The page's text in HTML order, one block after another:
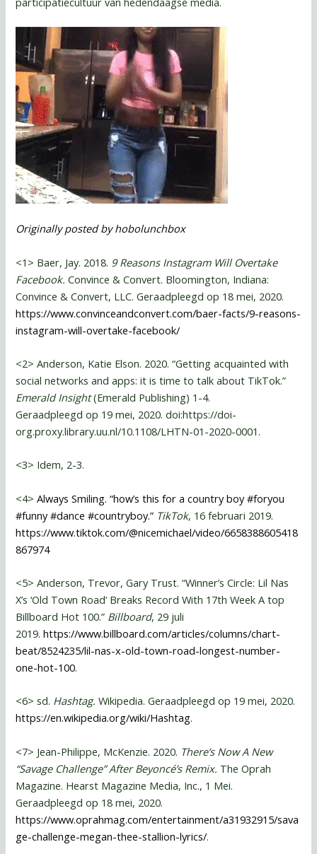
Originally posted by hobolunchbox
<1> Baer, Jay. 2018. 9 Reasons Instagram Will Overtake
Facebook. Convince & Convert. Bloomington, Indiana:
Convince & Convert, LLC. Geraadpleegd op 18 mei, 2020.
https://www.convinceandconvert.com/baer-facts/9-reasons-
instagram-will-overtake-facebook/
<2> Anderson, Katie Elson. 2020. “Getting acquainted with
social networks and apps: it is time to talk about TikTok.”
Emerald Insight(Emerald Publishing) 1-4.
Geraadpleegd op 19 mei, 2020. doi:https://doi-
org.proxy.library.uu.nl/10.1108/LHTN-01-2020-0001.
<3> Idem, 2-3.
<4>Always Smiling. “how’s this for a country boy #foryou
#funny #dance #countryboy.” TikTok, 16 februari 2019.
https://www.tiktok.com/@nicemichael/video/6658388605418
867974
<5> Anderson, Trevor, Gary Trust. “Winner’s Circle: Lil Nas
X’s ‘Old Town Road’ Breaks Record With 17th Week A top
Billboard Hot 100.” Billboard, 29 juli
2019.https://www.billboard.com/articles/columns/chart-
beat/8524235/lil-nas-x-old-town-road-longest-number-
one-hot-100.
<6> sd. Hashtag. Wikipedia. Geraadpleegd op 19 mei, 2020.
https://en.wikipedia.org/wiki/Hashtag.
<7> Jean-Philippe, McKenzie. 2020. There’s Now A New
“Savage Challenge” After Beyoncé’s Remix. The Oprah
Magazine. Hearst Magazine Media, Inc., 1 Mei.
Geraadpleegd op 18 mei, 2020.
https://www.oprahmag.com/entertainment/a31932915/sava
ge-challenge-megan-thee-stallion-lyrics/.